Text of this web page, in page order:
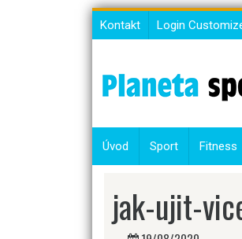
Skip
to
Kontakt Login
Úvod Sport Fitness
jak-ujit-